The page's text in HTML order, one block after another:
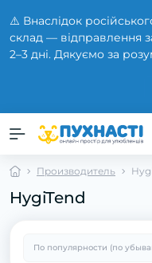
⚠️ Внаслідок
склад — відправлення
2–3 дні. Дякуємо за
Производитель
HygiTend